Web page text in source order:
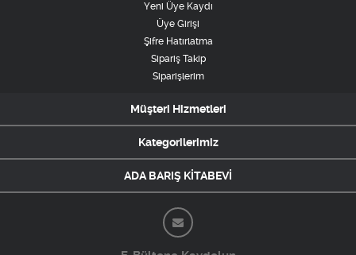
Yeni Üye Kaydı
Üye Girişi
Şifre Hatırlatma
Sipariş Takip
Siparişlerim
Müşteri Hizmetleri
Kategorilerimiz
ADA BARIŞ KİTABEVİ